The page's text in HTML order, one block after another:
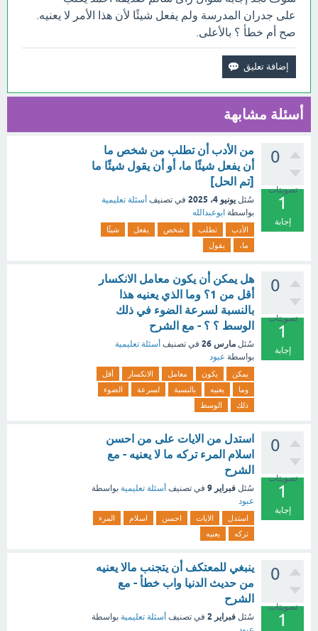
على جدران المدرسة ولم يفعل شيئًا لأن هذا الأمر لا يعنيه.
صح أم خطأ ؟ بالأعلى.
أسئلة مشابهة
0
تصويتات
1
إجابة
من الأدب أن تطلب من شخص ما
أن يفعل شيئًا ما، أو أن يقول شيئًا ما
[تم الحل]
سُئل يونيو 4، 2025 في تصنيف أسئلة تعليمية
بواسطة ابوعبدالله
الأدب تطلب شخص يفعل
شيئًا
ما،
يقول
0
تصويتات
1
إجابة
هل يمكن أن يكون معامل الانكسار
أقل من 1؟ وما الذي يعنيه هذا
بالنسبة لسرعة الضوء في ذلك
الوسط ؟ ؟ - مع الشرح
سُئل مارس 26 في تصنيف أسئلة تعليمية
بواسطة عبود
يمكن يكون معامل الانكسار
أقل
وما
يعنيه بالنسبة لسرعة
الضوء
ذلك
الوسط
0
تصويتات
1
إجابة
استدل من الايات على من احسن
اسلام المرء تركه ما لا يعنيه - مع
الشرح
سُئل فبراير 9 في تصنيف أسئلة تعليمية بواسطة
عبود
استدل الايات احسن اسلام
المرء
تركه
يعنيه
0
تصويتات
1
ينبغي للمعتكف أن يتجنب مالا يعنيه
من حديث الدنيا واب خطأ - مع
الشرح
سُئل فبراير 2 في تصنيف أسئلة تعليمية بواسطة